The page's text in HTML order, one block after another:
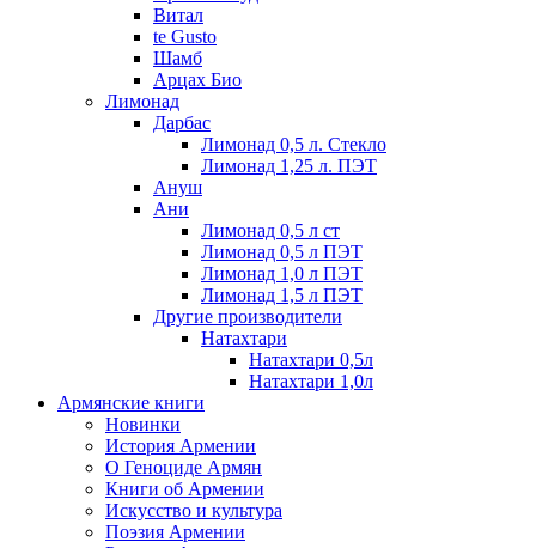
Витал
te Gusto
Шамб
Арцах Био
Лимонад
Дарбас
Лимонад 0,5 л. Стекло
Лимонад 1,25 л. ПЭТ
Ануш
Ани
Лимонад 0,5 л ст
Лимонад 0,5 л ПЭТ
Лимонад 1,0 л ПЭТ
Лимонад 1,5 л ПЭТ
Другие производители
Натахтари
Натахтари 0,5л
Натахтари 1,0л
Армянские книги
Новинки
История Армении
О Геноциде Армян
Книги об Армении
Иcкусство и культура
Поэзия Армении